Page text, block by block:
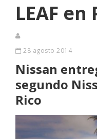
LEAF
28 agosto 2014
Nissan
segundo
Rico